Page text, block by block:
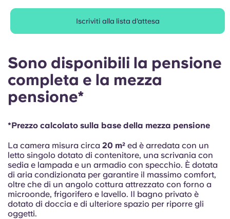
Deutsch
French
Iscriviti alla lista d'attesa
Sono disponibili la pensione
completa e la mezza
pensione*
*Prezzo calcolato sulla base della mezza pensione
La camera misura circa 20 m² ed è arredata con un
letto singolo dotato di contenitore, una scrivania con
sedia e lampada e un armadio con specchio. È dotata
di aria condizionata per garantire il massimo comfort,
oltre che di un angolo cottura attrezzato con forno a
microonde, frigorifero e lavello. Il bagno privato è
dotato di doccia e di ulteriore spazio per riporre gli
oggetti.